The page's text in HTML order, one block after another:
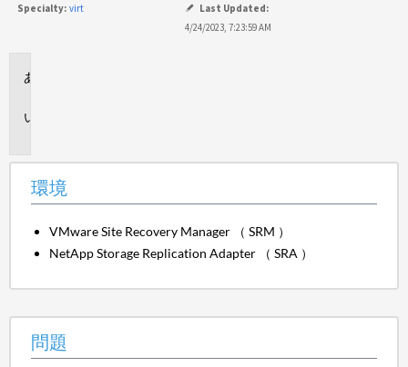
Specialty: virt
Last Updated:
4/24/2023, 7:23:59 AM
環境
VMware Site Recovery Manager （ SRM ）
NetApp Storage Replication Adapter （ SRA ）
問題